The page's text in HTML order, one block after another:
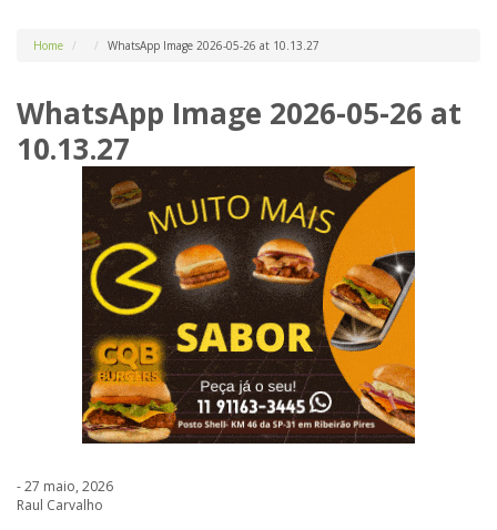
Home WhatsApp Image 2026-05-26 at 10.13.27
WhatsApp Image 2026-05-26 at
10.13.27
- 27 maio, 2026
Raul Carvalho